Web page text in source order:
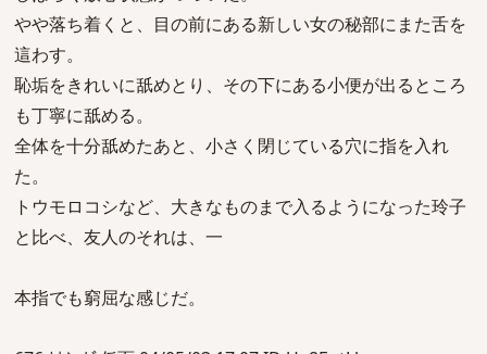
やや落ち着くと、目の前にある新しい女の秘部にまた舌を
這わす。
恥垢をきれいに舐めとり、その下にある小便が出るところ
も丁寧に舐める。
全体を十分舐めたあと、小さく閉じている穴に指を入れ
た。
トウモロコシなど、大きなものまで入るようになった玲子
と比べ、友人のそれは、一
本指でも窮屈な感じだ。